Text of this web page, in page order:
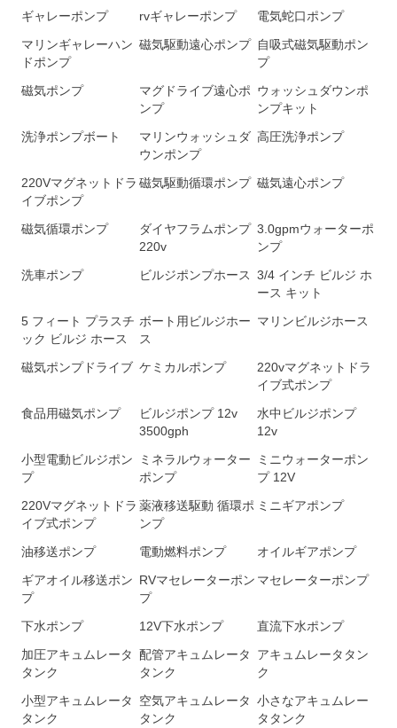
ギャレーポンプ
rvギャレーポンプ
電気蛇口ポンプ
マリンギャレーハン
ドポンプ
磁気駆動遠心ポンプ 自吸式磁気駆動ポン
プ
磁気ポンプ
マグドライブ遠心ポ
ンプ
ウォッシュダウンポ
ンプキット
洗浄ポンプボート
マリンウォッシュダ
ウンポンプ
高圧洗浄ポンプ
220Vマグネットドラ
イブポンプ
磁気駆動循環ポンプ 磁気遠心ポンプ
磁気循環ポンプ
ダイヤフラムポンプ
220v
3.0gpmウォーターポ
ンプ
洗車ポンプ
ビルジポンプホース 3/4 インチ ビルジ ホ
ース キット
5 フィート プラスチ
ック ビルジ ホース
ボート用ビルジホー
ス
マリンビルジホース
磁気ポンプドライブ ケミカルポンプ
220vマグネットドラ
イブ式ポンプ
食品用磁気ポンプ
ビルジポンプ 12v
3500gph
水中ビルジポンプ
12v
小型電動ビルジポン
プ
ミネラルウォーター
ポンプ
ミニウォーターポン
プ 12V
220Vマグネットドラ
イブ式ポンプ
薬液移送駆動 循環ポ
ンプ
ミニギアポンプ
油移送ポンプ 電動燃料ポンプ
オイルギアポンプ
ギアオイル移送ポン
プ
RVマセレーターポン
プ
マセレーターポンプ
下水ポンプ 12V下水ポンプ
直流下水ポンプ
加圧アキュムレータ
タンク
配管アキュムレータ
タンク
アキュムレータタン
ク
小型アキュムレータ
タンク
空気アキュムレータ
タンク
小さなアキュムレー
タタンク